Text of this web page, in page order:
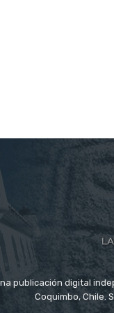
publicación digital
Coquimbo, Chile.